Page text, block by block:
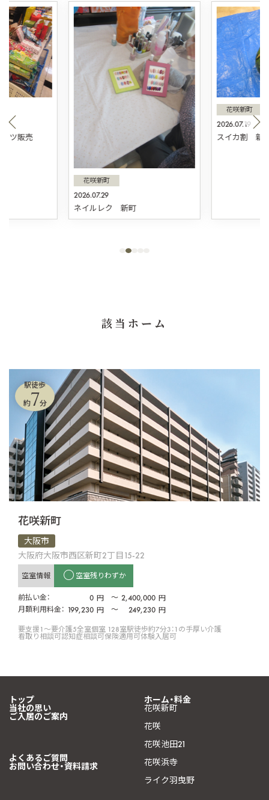
ーツ販売
2026.07.29
花咲新町
ネイルレク 新町
2026.07.19
花咲新町
スイカ割 新
該当ホーム
駅徒歩
約7分
花咲新町
大阪市
大阪府大阪市西区新町2丁目15-22
空室情報 空室残りわずか
前払い金： 0 円 〜 2,400,000 円
月額利用料金： 199,230 円 〜 249,230 円
要支援1〜要介護5全室個室 128室駅徒歩約7分3：1の手厚い介護
看取り相談可認知症相談可保険適用可体験入居可
トップ
当社の思い
ご入居のご案内
ホーム・料金
花咲新町
花咲
花咲池田21
花咲浜寺
ライク羽曳野
よくあるご質問
お問い合わせ・資料請求